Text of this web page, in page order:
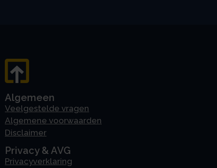
Algemeen
Veelgestelde vragen
Algemene voorwaarden
Disclaimer
Privacy & AVG
Privacyverklaring